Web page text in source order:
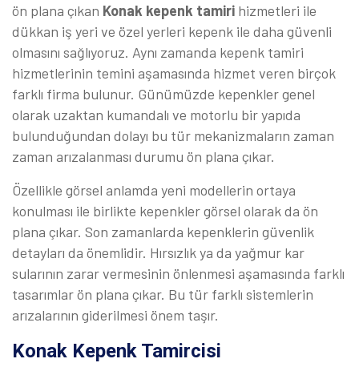
ön plana çıkan Konak kepenk tamiri hizmetleri ile
dükkan iş yeri ve özel yerleri kepenk ile daha güvenli
olmasını sağlıyoruz. Aynı zamanda kepenk tamiri
hizmetlerinin temini aşamasında hizmet veren birçok
farklı firma bulunur. Günümüzde kepenkler genel
olarak uzaktan kumandalı ve motorlu bir yapıda
bulunduğundan dolayı bu tür mekanizmaların zaman
zaman arızalanması durumu ön plana çıkar.
Özellikle görsel anlamda yeni modellerin ortaya
konulması ile birlikte kepenkler görsel olarak da ön
plana çıkar. Son zamanlarda kepenklerin güvenlik
detayları da önemlidir. Hırsızlık ya da yağmur kar
sularının zarar vermesinin önlenmesi aşamasında farklı
tasarımlar ön plana çıkar. Bu tür farklı sistemlerin
arızalarının giderilmesi önem taşır.
Konak Kepenk Tamircisi